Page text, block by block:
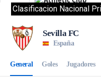
Clasificacion Nacional